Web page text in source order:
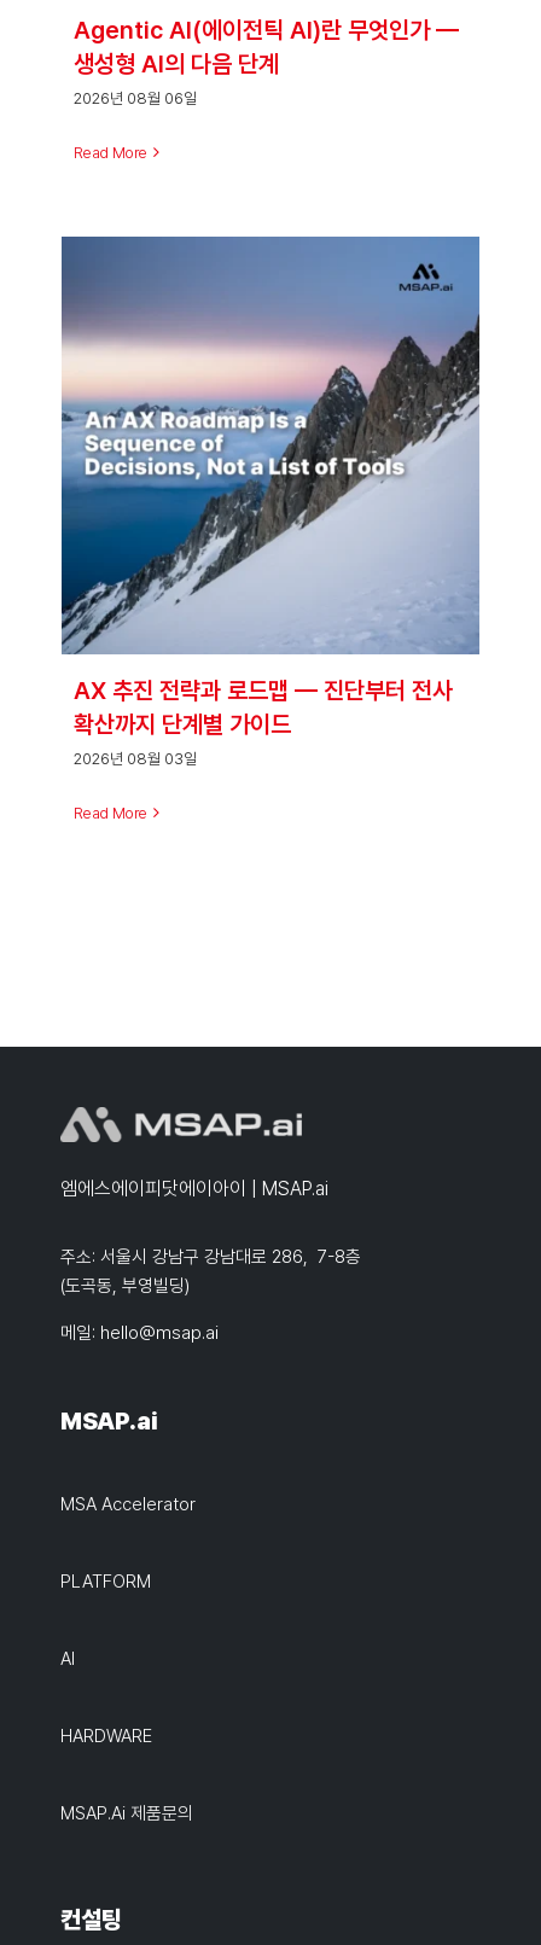
Agentic AI(에이전틱 AI)란 무엇인가 —
생성형 AI의 다음 단계
2026년 08월 06일
Read More
AX 추진 전략과 로드맵 — 진단부터 전사
확산까지 단계별 가이드
2026년 08월 03일
Read More
엠에스에이피닷에이아이 | MSAP.ai
주소: 서울시 강남구 강남대로 286, 7-8층
(도곡동, 부영빌딩)
메일: hello@msap.ai
MSAP.ai
MSA Accelerator
PLATFORM
AI
HARDWARE
MSAP.ai 제품문의
컨설팅